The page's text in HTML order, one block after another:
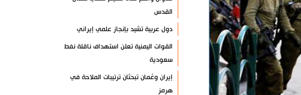
القدس
دول عربية تشيد بإنجاز علمي إيراني
القوات اليمنية تعلن استهداف ناقلة نفط
سعودية
إيران وعُمان تبحثان ترتيبات الملاحة في
هرمز